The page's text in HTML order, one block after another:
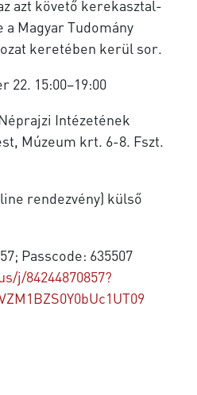
azt követő kerekasztal-
Magyar Tudomány
keretében kerül sor.
22. 15:00–19:00
Intézetének
Múzeum krt. 6-8. Fszt.
rendezvény) külső
Passcode: 635507
j/84244870857?